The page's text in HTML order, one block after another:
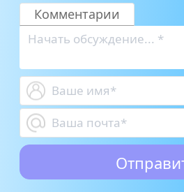
Комментарии